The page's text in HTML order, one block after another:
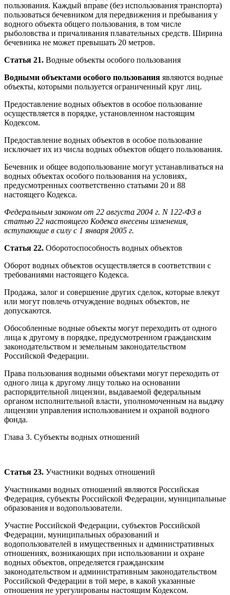
пользования. Каждый вправе (без использования транспорта)
пользоваться бечевником для передвижения и пребывания у
водного объекта общего пользования, в том числе
рыболовства и причаливания плавательных средств. Ширина
бечевника не может превышать 20 метров.
Статья 21. Водные объекты особого пользования
Водными объектами особого пользования являются водные
объекты, которыми пользуется ограниченный круг лиц.
Предоставление водных объектов в особое пользование
осуществляется в порядке, установленном настоящим
Кодексом.
Предоставление водных объектов в особое пользование
исключает их из числа водных объектов общего пользования.
Бечевник и общее водопользование могут устанавливаться на
водных объектах особого пользования на условиях,
предусмотренных соответственно статьями 20 и 88
настоящего Кодекса.
Федеральным законом от 22 августа 2004 г. N 122-ФЗ в
статью 22 настоящего Кодекса внесены изменения,
вступающие в силу с 1 января 2005 г.
Статья 22. Оборотоспособность водных объектов
Оборот водных объектов осуществляется в соответствии с
требованиями настоящего Кодекса.
Продажа, залог и совершение других сделок, которые влекут
или могут повлечь отчуждение водных объектов, не
допускаются.
Обособленные водные объекты могут переходить от одного
лица к другому в порядке, предусмотренном гражданским
законодательством и земельным законодательством
Российской Федерации.
Права пользования водными объектами могут переходить от
одного лица к другому лицу только на основании
распорядительной лицензии, выдаваемой федеральным
органом исполнительной власти, уполномоченным на выдачу
лицензии управления использованием и охраной водного
фонда.
Глава 3. Субъекты водных отношений
Статья 23. Участники водных отношений
Участниками водных отношений являются Российская
Федерация, субъекты Российской Федерации, муниципальные
образования и водопользователи.
Участие Российской Федерации, субъектов Российской
Федерации, муниципальных образований и
водопользователей в имущественных и административных
отношениях, возникающих при использовании и охране
водных объектов, определяется гражданским
законодательством и административным законодательством
Российской Федерации в той мере, в какой указанные
отношения не урегулированы настоящим Кодексом.